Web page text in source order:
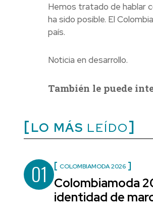
Hemos tratado de hablar
ha sido posible. El
país.
Noticia en desarrollo.
También le puede
LO MÁS LEÍDO
01 COLOMBIAMODA 2026
Colombiamoda
identidad de